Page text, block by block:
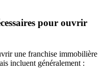
pour ouvrir
une franchise immobilière
incluent généralement :